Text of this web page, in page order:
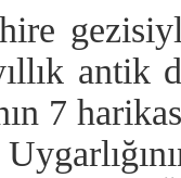
7